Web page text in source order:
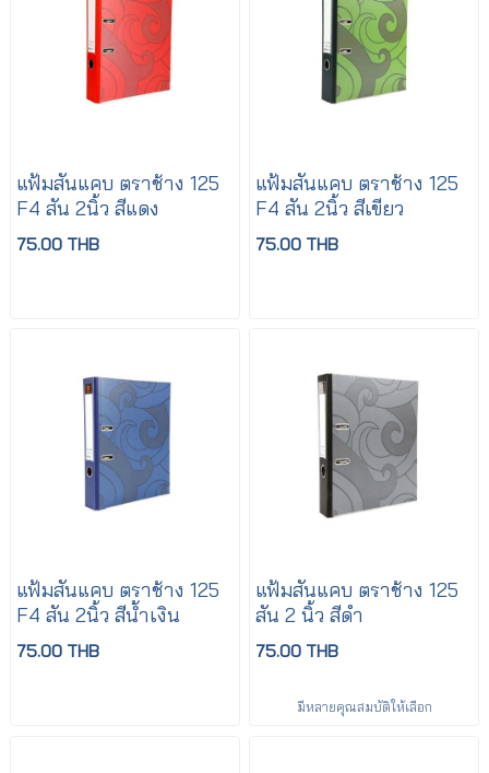
แฟ้มสันแคบ ตราช้าง 125
F4 สัน 2นิ้ว สีแดง
75.00 THB
แฟ้มสันแคบ ตราช้าง 125
F4 สัน 2นิ้ว สีเขียว
75.00 THB
แฟ้มสันแคบ ตราช้าง 125
F4 สัน 2นิ้ว สีน้ำเงิน
75.00 THB
แฟ้มสันแคบ ตราช้าง 125
สัน 2 นิ้ว สีดำ
75.00 THB
มีหลายคุณสมบัติให้เลือก